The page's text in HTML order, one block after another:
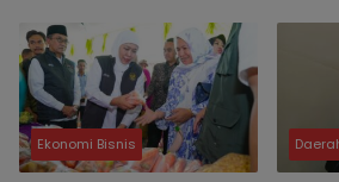
Dunia
Ekonomi Bisnis